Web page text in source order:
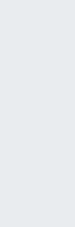
Dans
Dövüş